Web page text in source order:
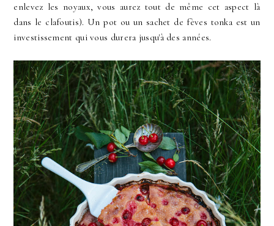
enlevez les noyaux, vous aurez tout de même cet aspect là
dans le clafoutis). Un pot ou un sachet de fèves tonka est un
investissement qui vous durera jusqu'à des années.